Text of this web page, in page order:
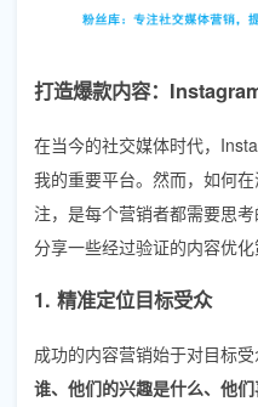
打造爆款内容：
在当今的社交媒体时代，
我的重要平台。然而，如何
注，是每个营销者都需要思
分享一些经过验证的内容优化
1. 精准定位目标受众
成功的内容营销始于对目标受
谁、他们的兴趣是什么、他